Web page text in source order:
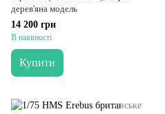
дерев'яна модель
14 200 грн
В наявності
Купити